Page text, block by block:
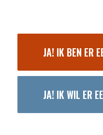
JA! IK BEN ER
JA! IK WIL ER